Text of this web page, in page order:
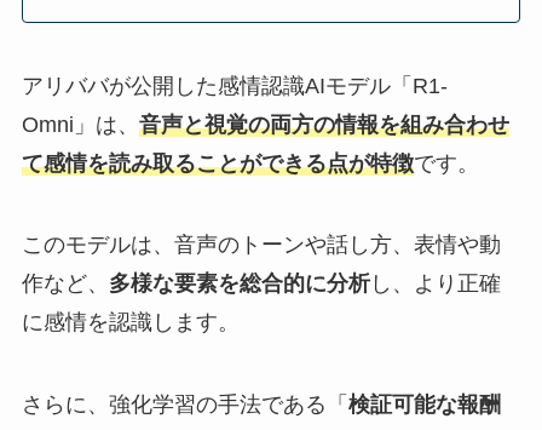
アリババが公開した感情認識AIモデル「R1-
Omni」は、 音声と視覚の両方の情報を組み合わせ
て感情を読み取ることができる点が特徴です。
​このモデルは、音声のトーンや話し方、表情や動
作など、 多様な要素を総合的に分析し、より正確
に感情を認識します。
​さらに、強化学習の手法である「 検証可能な報酬